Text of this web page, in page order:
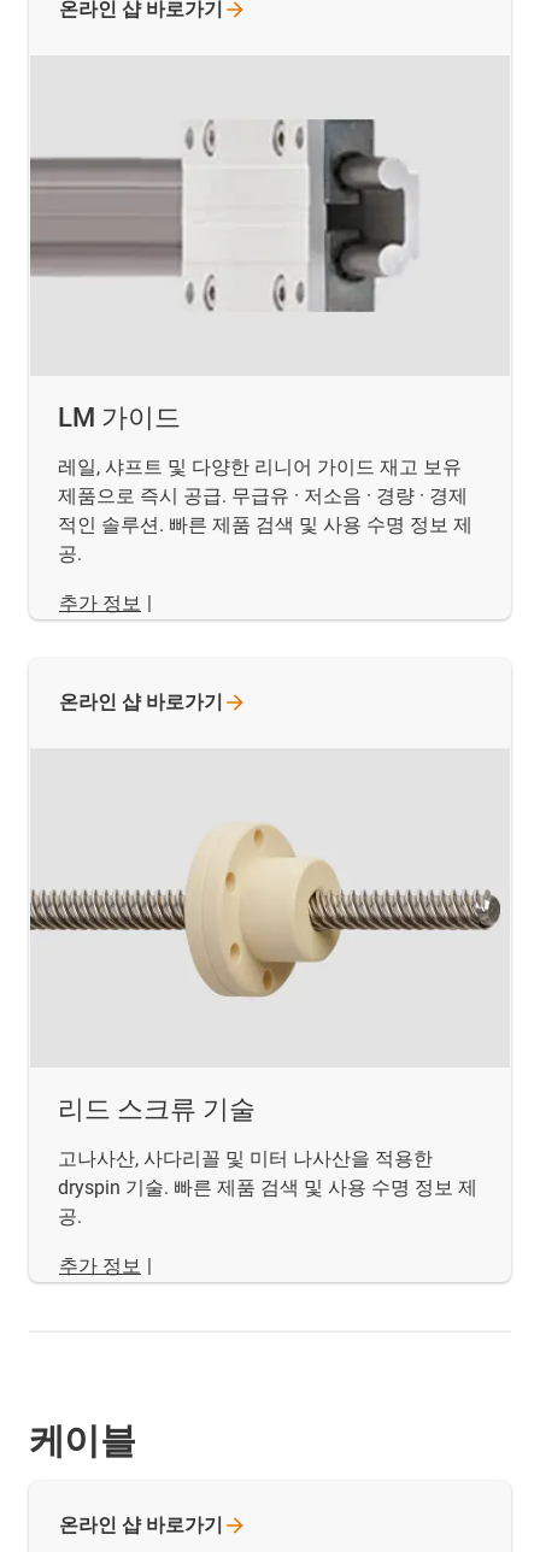
LM 가이드
레일, 샤프트 및 다양한 리니어 가이드 재고 보유
제품으로 즉시 공급. 무급유 · 저소음 · 경량 · 경제
적인 솔루션. 빠른 제품 검색 및 사용 수명 정보 제
공.
추가 정보 |
온라인 샵 바로가기
리드 스크류 기술
고나사산, 사다리꼴 및 미터 나사산을 적용한
dryspin 기술. 빠른 제품 검색 및 사용 수명 정보 제
공.
추가 정보 |
온라인 샵 바로가기
케이블
온라인 샵 바로가기